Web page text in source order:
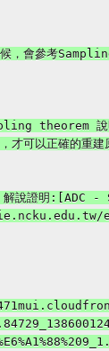
候，會參考
theorem 說
才可以正確的重建
解說證明:[ADC